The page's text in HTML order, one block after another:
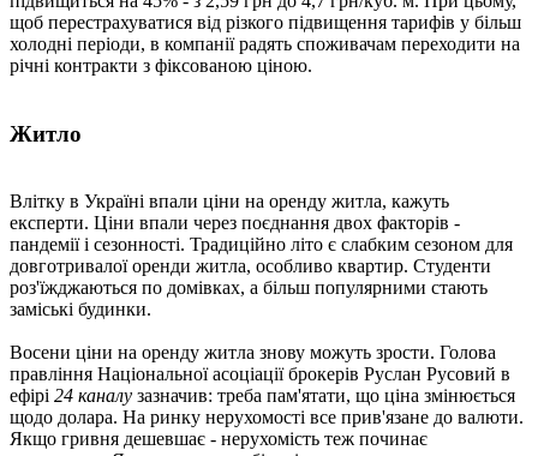
щоб перестрахуватися від різкого підвищення тарифів у більш
холодні періоди, в компанії радять споживачам переходити на
річні контракти з фіксованою ціною.
Житло
Влітку в Україні впали ціни на оренду житла, кажуть
експерти. Ціни впали через поєднання двох факторів -
пандемії і сезонності. Традиційно літо є слабким сезоном для
довготривалої оренди житла, особливо квартир. Студенти
роз'їжджаються по домівках, а більш популярними стають
заміські будинки.
Восени ціни на оренду житла знову можуть зрости. Голова
правління Національної асоціації брокерів Руслан Русовий в
ефірі 24 каналу зазначив: треба пам'ятати, що ціна змінюється
щодо долара. На ринку нерухомості все прив'язане до валюти.
Якщо гривня дешевшає - нерухомість теж починає